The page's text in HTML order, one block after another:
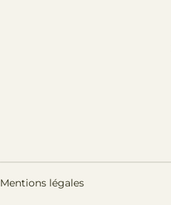
Mentions légales